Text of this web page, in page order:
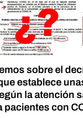
sobre el
establece
la atención
pacientes con